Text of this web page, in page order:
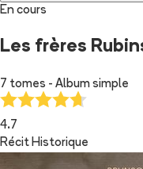
En cours
Les frères
7 tomes - Album simple
4.7
Récit Historique